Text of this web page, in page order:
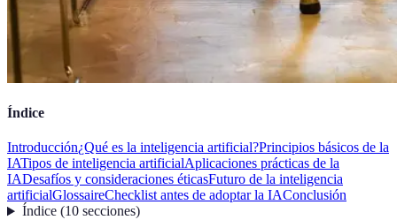
Índice
Introducción¿Qué es la inteligencia artificial?Principios básicos de la
IATipos de inteligencia artificialAplicaciones prácticas de la
IADesafíos y consideraciones éticasFuturo de la inteligencia
artificialGlossaireChecklist antes de adoptar la IAConclusión
Índice(10 secciones)